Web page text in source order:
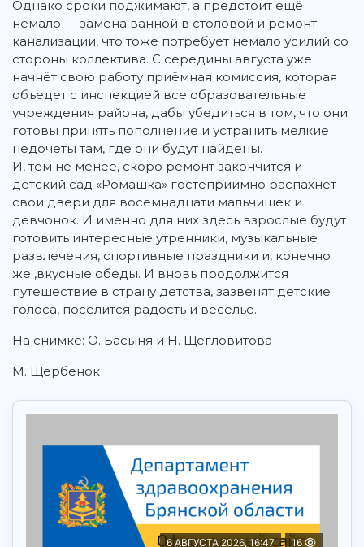
Однако сроки поджимают, а предстоит ещё
немало — замена ванной в столовой и ремонт
канализации, что тоже потребует немало усилий со
стороны коллектива. С середины августа уже
начнёт свою работу приёмная комиссия, которая
объедет с инспекцией все образовательные
учреждения района, дабы убедиться в том, что они
готовы принять пополнение и устранить мелкие
недочеты там, где они будут найдены.
И, тем не менее, скоро ремонт закончится и
детский сад «Ромашка» гостеприимно распахнёт
свои двери для восемнадцати мальчишек и
девчонок. И именно для них здесь взрослые будут
готовить интересные утренники, музыкальные
развлечения, спортивные праздники и, конечно
же ,вкусные обеды. И вновь продолжится
путешествие в страну детства, зазвенят детские
голоса, поселится радость и веселье.
На снимке: О. Басыня и Н. Щегловитова
М. Щербенок
6 АВГУСТА 2026, 16:47 16